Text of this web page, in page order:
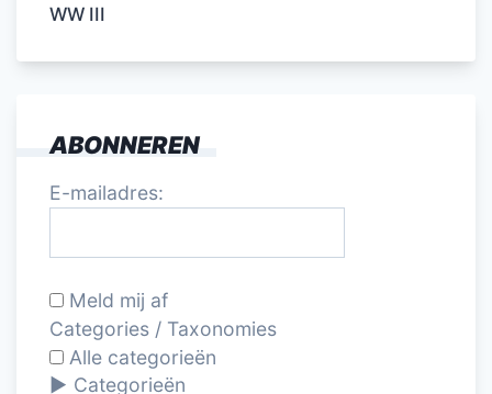
WW III
ABONNEREN
E-mailadres:
Meld mij af
Categories / Taxonomies
Alle categorieën
Categorieën